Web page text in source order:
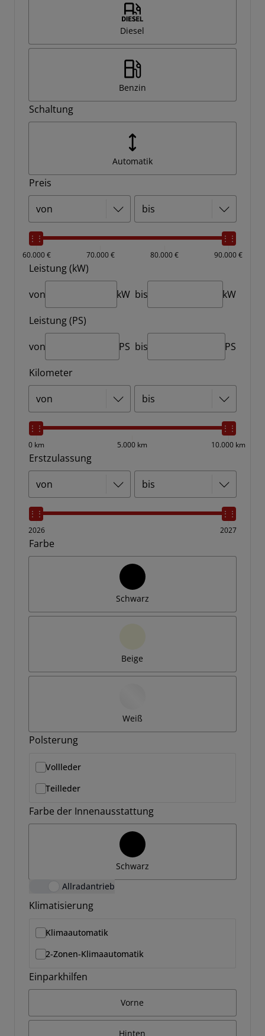
Diesel
Benzin
Schaltung
Automatik
Preis
60.000 € 70.000 € 80.000 € 90.000 €
Leistung (kW)
von
kW bis
kW
Leistung (PS)
von
PS bis
PS
Kilometer
0 km 5.000 km 10.000 km
Erstzulassung
2026 2027
Farbe
Schwarz
Beige
Weiß
Polsterung
Vollleder
Teilleder
Farbe der Innenausstattung
Schwarz
Allradantrieb
Klimatisierung
Klimaautomatik
2-Zonen-Klimaautomatik
Einparkhilfen
Vorne
Hinten